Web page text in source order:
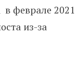
феврале 2021
из-за